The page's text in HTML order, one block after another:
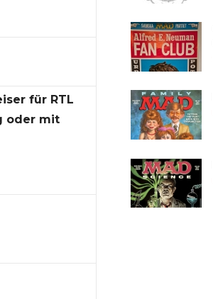
für RTL
oder mit